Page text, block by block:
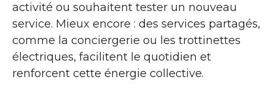
activité ou souhaitent tester un nouveau
service. Mieux encore : des services partagés,
comme la conciergerie ou les trottinettes
électriques, facilitent le quotidien et
renforcent cette énergie collective.